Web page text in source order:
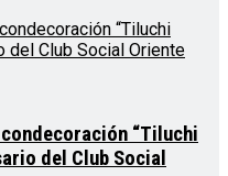
“Tiluchi
del Club Social